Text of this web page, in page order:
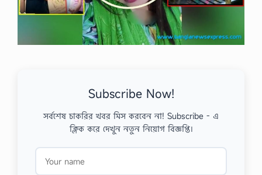
Subscribe Now!
সর্বশেষ চাকরির খবর মিস করবেন না! Subscribe - এ
ক্লিক করে দেখুন নতুন নিয়োগ বিজ্ঞপ্তি।